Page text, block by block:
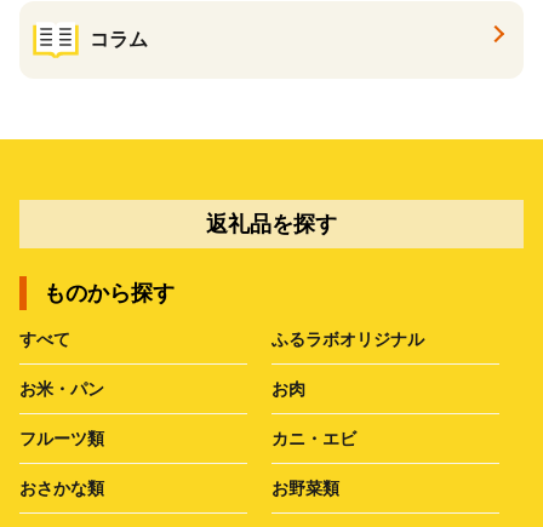
コラム
返礼品を探す
ものから探す
すべて ふるラボオリジナル
お米・パン お肉
フルーツ類 カニ・エビ
おさかな類 お野菜類